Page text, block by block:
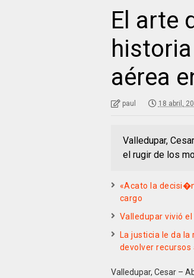
El arte
aérea
paul 18 abril,
Valledupar,
el rugir de los
«Acato la
cargo
Valledupar vivió
La justicia le da
devolver recursos
Valledupar, Cesar –